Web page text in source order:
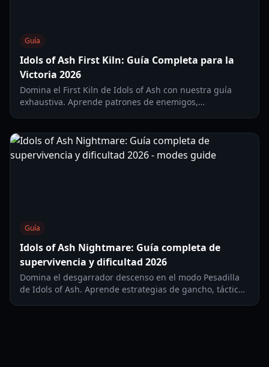
Guía
Idols of Ash First Kiln: Guía Completa para la
Victoria 2026
Domina el First Kiln de Idols of Ash con nuestra guía
exhaustiva. Aprende patrones de enemigos,
Guía
Idols of Ash Nightmare: Guía completa de
supervivencia y dificultad 2026
Domina el desgarrador descenso en el modo Pesadilla
de Idols of Ash. Aprende estrategias de gancho, tácticas